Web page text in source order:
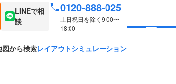
LINEで相
談
0120-888-025
土日祝日を除く9:00〜
18:00
図から検索レイアウトシミュレーション